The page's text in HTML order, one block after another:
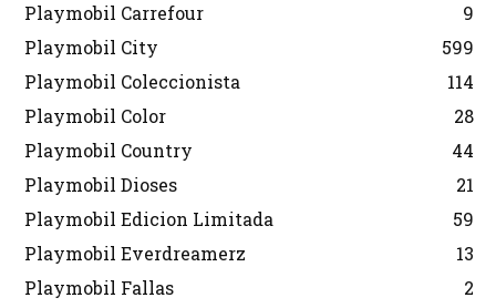
Playmobil Carrefour
9
Playmobil City
599
Playmobil Coleccionista
114
Playmobil Color
28
Playmobil Country
44
Playmobil Dioses
21
Playmobil Edicion Limitada
59
Playmobil Everdreamerz
13
Playmobil Fallas
2